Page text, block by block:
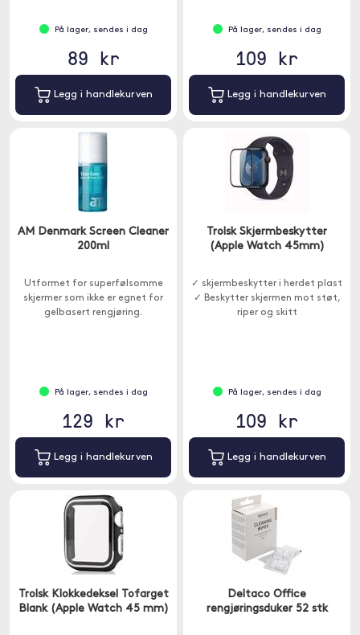
På lager, sendes i dag
89 kr
Legg i handlekurven
På lager, sendes i dag
109 kr
Legg i handlekurven
AM Denmark Screen Cleaner
200ml
Utformet for superfølsomme
skjermer som ikke er egnet for
gelbasert rengjøring.
På lager, sendes i dag
129 kr
Legg i handlekurven
Trolsk Skjermbeskytter
(Apple Watch 45mm)
✓ skjermbeskytter i herdet plast
✓ Beskytter skjermen mot støt,
riper og skitt
På lager, sendes i dag
109 kr
Legg i handlekurven
Trolsk Klokkedeksel Tofarget
Blank (Apple Watch 45 mm)
Deltaco Office
rengjøringsduker 52 stk